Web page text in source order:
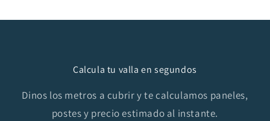
Calcula tu valla en segundos
Dinos los metros a cubrir y te calculamos paneles,
postes y precio estimado al instante.